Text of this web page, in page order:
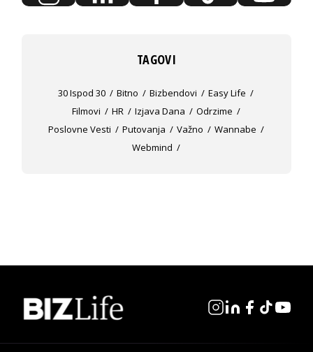
TAGOVI
30 Ispod 30 Bitno Bizbendovi
Easy Life
Filmovi
HR Izjava Dana
Odrzime
Poslovne Vesti
Putovanja Važno
Wannabe
Webmind